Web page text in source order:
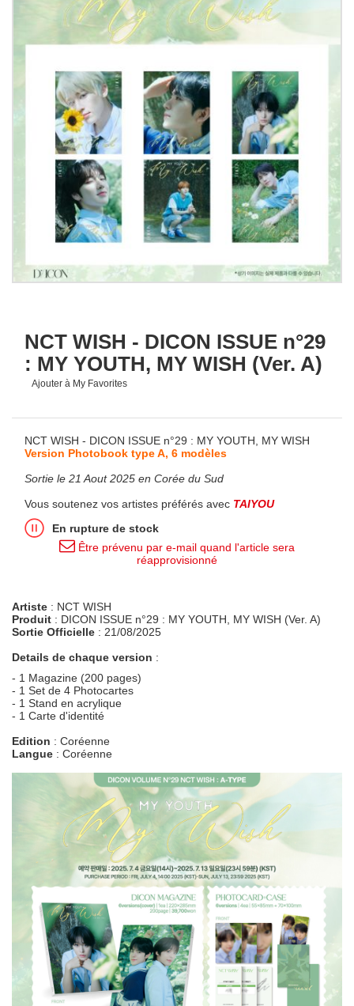
NCT WISH - DICON ISSUE n°29
: MY YOUTH, MY WISH (Ver. A)
Ajouter à My Favorites
NCT WISH - DICON ISSUE n°29 : MY YOUTH, MY WISH
Version Photobook type A, 6 modèles
Sortie le 21 Aout 2025 en Corée du Sud
Vous soutenez vos artistes préférés avec TAIYOU
En rupture de stock
Être prévenu par e-mail quand l'article sera
réapprovisionné
Artiste : NCT WISH
Produit : DICON ISSUE n°29 : MY YOUTH, MY WISH (Ver. A)
Sortie Officielle : 21/08/2025
Details de chaque version :
- 1 Magazine (200 pages)
- 1 Set de 4 Photocartes
- 1 Stand en acrylique
- 1 Carte d'identité
Edition : Coréenne
Langue : Coréenne